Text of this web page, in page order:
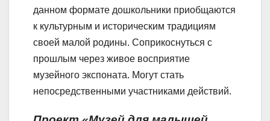
данном формате дошкольники приобщаются
к культурным и историческим традициям
своей малой родины. Соприкоснуться с
прошлым через живое восприятие
музейного экспоната. Могут стать
непосредственными участниками действий.